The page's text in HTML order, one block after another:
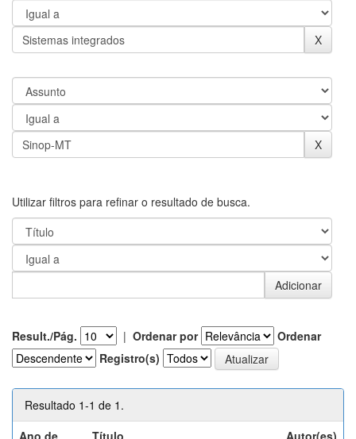
Utilizar filtros para refinar o resultado de busca.
Result./Pág. | Ordenar por
Ordenar
Registro(s)
Resultado 1-1 de 1.
Ano de
Título Autor(es)